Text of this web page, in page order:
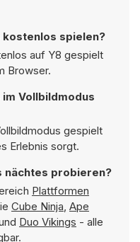
kostenlos spielen?
auf Y8 gespielt
Browser.
im Vollbildmodus
gespielt
Erlebnis sorgt.
nächtes probieren?
Plattformen
Cube Ninja, Ape
Duo Vikings - alle